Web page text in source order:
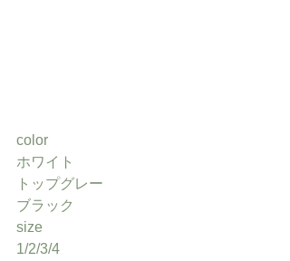
color
ホワイト
トップグレー
ブラック
size
1/2/3/4